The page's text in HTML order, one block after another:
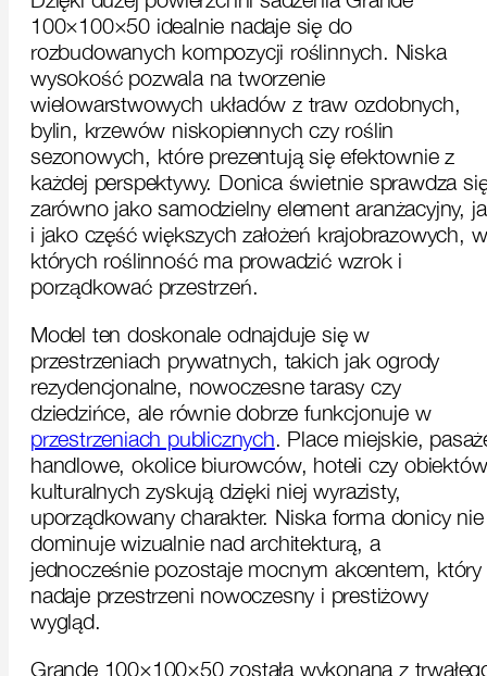
100×100×50 idealnie nadaje się do
rozbudowanych kompozycji roślinnych. Niska
wysokość pozwala na tworzenie
wielowarstwowych układów z traw ozdobnych,
bylin, krzewów niskopiennych czy roślin
sezonowych, które prezentują się efektownie z
każdej perspektywy. Donica świetnie sprawdza
zarówno jako samodzielny element aranżacyjny,
i jako część większych założeń krajobrazowych, w
których roślinność ma prowadzić wzrok i
porządkować przestrzeń.
Model ten doskonale odnajduje się w
przestrzeniach prywatnych, takich jak ogrody
rezydencjonalne, nowoczesne tarasy czy
dziedzińce, ale równie dobrze funkcjonuje w
przestrzeniach publicznych. Place miejskie,
handlowe, okolice biurowców, hoteli czy obiektów
kulturalnych zyskują dzięki niej wyrazisty,
uporządkowany charakter. Niska forma donicy nie
dominuje wizualnie nad architekturą, a
jednocześnie pozostaje mocnym akcentem, który
nadaje przestrzeni nowoczesny i prestiżowy
wygląd.
Grande 100×100×50 została wykonana z